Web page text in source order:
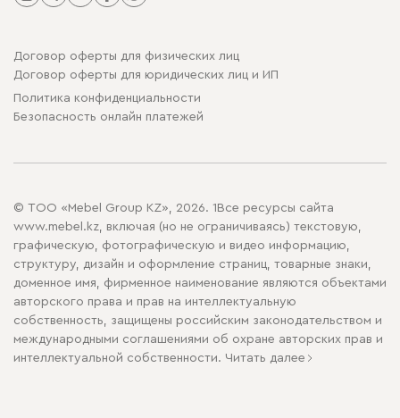
Договор оферты для физических лиц
Договор оферты для юридических лиц и ИП
Политика конфиденциальности
Безопасность онлайн платежей
© ТОО «Mebel Group KZ», 2026. 1Все ресурсы сайта
www.mebel.kz, включая (но не ограничиваясь) текстовую,
графическую, фотографическую и видео информацию,
структуру, дизайн и оформление страниц, товарные знаки,
доменное имя, фирменное наименование являются объектами
авторского права и прав на интеллектуальную
собственность, защищены российским законодательством и
международными соглашениями об охране авторских прав и
интеллектуальной собственности. Читать далее